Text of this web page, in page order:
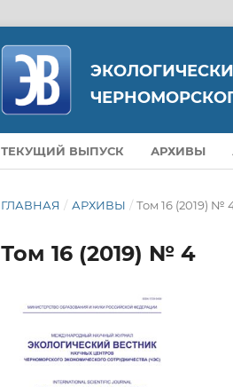
ТЕКУЩИЙ ВЫПУСК АРХИВЫ
ГЛАВНАЯ / АРХИВЫ / Том 16 (2019) №
Том 16 (2019) № 4